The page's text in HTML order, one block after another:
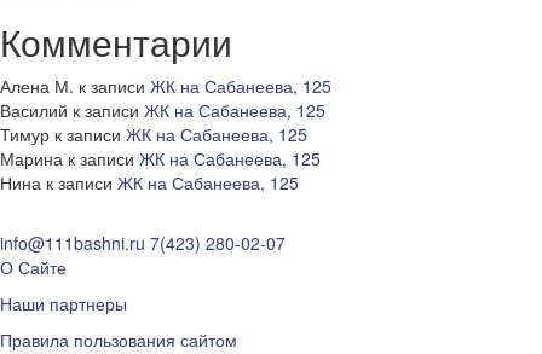
Комментарии
Алена М. к записи ЖК на Сабанеева, 125
Василий к записи ЖК на Сабанеева, 125
Тимур к записи ЖК на Сабанеева, 125
Марина к записи ЖК на Сабанеева, 125
Нина к записи ЖК на Сабанеева, 125
info@111bashni.ru 7(423) 280-02-07
О Сайте
Наши партнеры
Правила пользования сайтом